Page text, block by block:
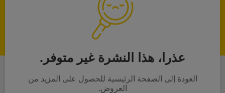
عذرا، هذا النشرة غير متوفر.
العودة إلى الصفحة الرئيسية للحصول على المزيد من
العروض.